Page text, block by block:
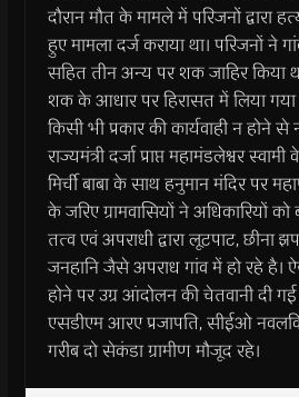
दौरान मौत के मामले में परिजनों द्वारा
हुए मामला दर्ज कराया था। परिजनों ने
सहित तीन अन्य पर शक जाहिर किया
शक के आधार पर हिरासत में लिया
किसी भी प्रकार की कार्यवाही न होने से
राज्यमंत्री दर्जा प्राप्त महामंडलेश्वर स्वामी
मिर्ची बाबा के साथ हनुमान मंदिर पर
के जरिए ग्रामवासियों ने अधिकारियों
तत्व एवं अपराधी द्वारा लूटपाट, छीना
जनहानि जैसे अपराध गांव में हो रहे है।
होने पर उग्र आंदोलन की चेतवानी दी
एसडीएम आरए प्रजापति, सीईओ
गरीब दो सेकंडा ग्रामीण मौजूद रहे।